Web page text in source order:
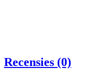
Recensies (0)